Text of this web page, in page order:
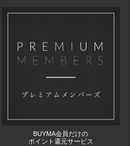
BUYMA会員だけの
ポイント還元サービス